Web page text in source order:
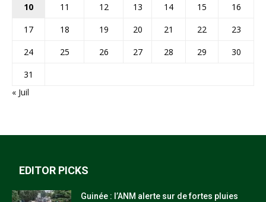
10
11 12 13 14 15
16
17
18 19 20 21 22
23
24
25 26 27 28 29
30
31
« Juil
EDITOR PICKS
Guinée : l’ANM alerte sur de fortes pluies